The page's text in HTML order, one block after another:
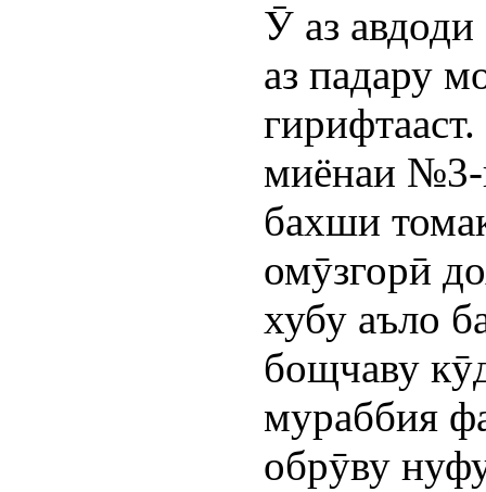
Ӯ аз
аз падару
миёнаи
бахши
омӯзгорӣ
хубу аъло
бощчаву
мураббия
обрӯву